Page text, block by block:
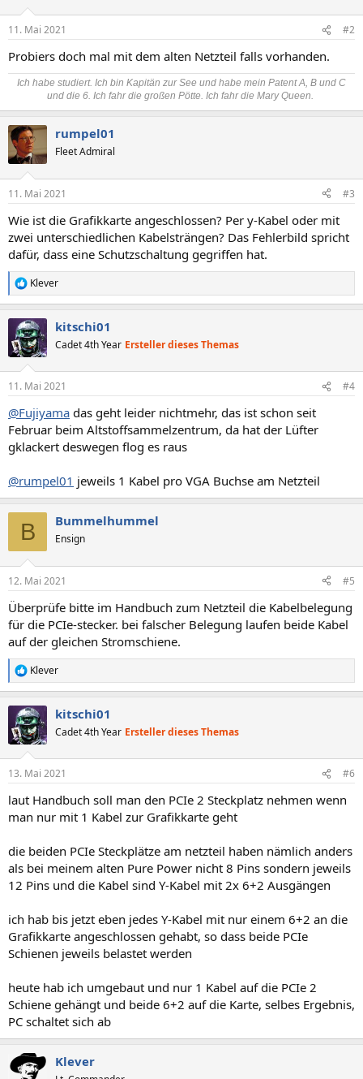
11. Mai 2021 #2
Probiers doch mal mit dem alten Netzteil falls vorhanden.
Ich habe studiert. Ich bin Kapitän zur See und habe mein Patent A, B und C
und die 6. Ich fahr die großen Pötte. Ich fahr die Mary Queen.
rumpel01
Fleet Admiral
11. Mai 2021 #3
Wie ist die Grafikkarte angeschlossen? Per y-Kabel oder mit
zwei unterschiedlichen Kabelsträngen? Das Fehlerbild spricht
dafür, dass eine Schutzschaltung gegriffen hat.
R
e
k
t
i
e
:
Klever
kitschi01
Cadet 4th Year Ersteller dieses Themas
11. Mai 2021 #4
@Fujiyama das geht leider nichtmehr, das ist schon seit
Februar beim Altstoffsammelzentrum, da hat der Lüfter
gklackert deswegen flog es raus
@rumpel01 jeweils 1 Kabel pro VGA Buchse am Netzteil
B Bummelhummel
Ensign
12. Mai 2021 #5
Überprüfe bitte im Handbuch zum Netzteil die Kabelbelegung
für die PCIe-stecker. bei falscher Belegung laufen beide Kabel
auf der gleichen Stromschiene.
R
e
k
t
i
e
:
Klever
kitschi01
Cadet 4th Year Ersteller dieses Themas
13. Mai 2021 #6
laut Handbuch soll man den PCIe 2 Steckplatz nehmen wenn
man nur mit 1 Kabel zur Grafikkarte geht
die beiden PCIe Steckplätze am netzteil haben nämlich anders
als bei meinem alten Pure Power nicht 8 Pins sondern jeweils
12 Pins und die Kabel sind Y-Kabel mit 2x 6+2 Ausgängen
ich hab bis jetzt eben jedes Y-Kabel mit nur einem 6+2 an die
Grafikkarte angeschlossen gehabt, so dass beide PCIe
Schienen jeweils belastet werden
heute hab ich umgebaut und nur 1 Kabel auf die PCIe 2
Schiene gehängt und beide 6+2 auf die Karte, selbes Ergebnis,
PC schaltet sich ab
Klever